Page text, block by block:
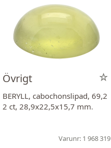
Övrigt
BERYLL, cabochonslipad, 69,2
2 ct, 28,9x22,5x15,7 mm.
Varunr: 1 968 319